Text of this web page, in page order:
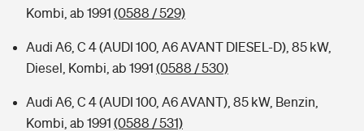
Kombi, ab 1991 (0588 / 529)
Audi A6, C 4 (AUDI 100, A6 AVANT DIESEL-D), 85 kW,
Diesel, Kombi, ab 1991 (0588 / 530)
Audi A6, C 4 (AUDI 100, A6 AVANT), 85 kW, Benzin,
Kombi, ab 1991 (0588 / 531)